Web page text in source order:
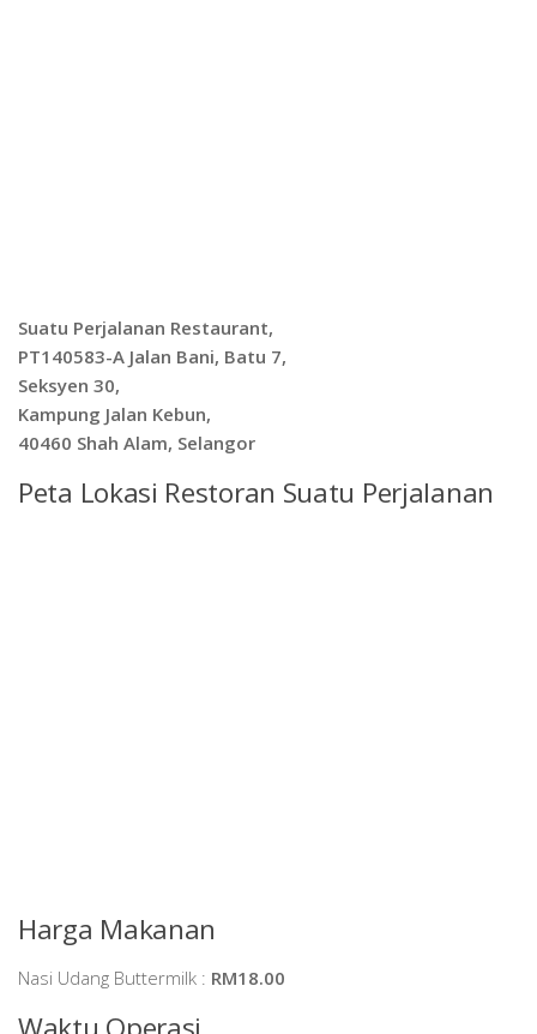
Suatu Perjalanan Restaurant,
PT140583-A Jalan Bani, Batu 7,
Seksyen 30,
Kampung Jalan Kebun,
40460 Shah Alam, Selangor
Peta Lokasi Restoran Suatu Perjalanan
Harga Makanan
Nasi Udang Buttermilk : RM18.00